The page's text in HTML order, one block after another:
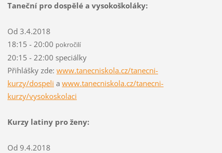
Taneční pro dospělé a vysokoškoláky:
Od 3.4.2018
18:15 - 20:00 pokročilí
20:15 - 22:00 speciálky
Přihlášky zde: www.tanecniskola.cz/tanecni-
kurzy/dospeli a www.tanecniskola.cz/tanecni-
kurzy/vysokoskolaci
Kurzy latiny pro ženy:
Od 9.4.2018